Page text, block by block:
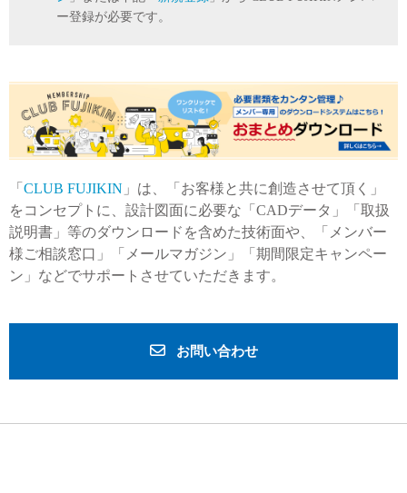
ー登録が必要です。
「 CLUB FUJIKIN 」は、「お客様と共に創造させて頂く」
をコンセプトに、設計図面に必要な「CADデータ」「取扱
説明書」等のダウンロードを含めた技術面や、「メンバー
様ご相談窓口」「メールマガジン」「期間限定キャンペー
ン」などでサポートさせていただきます。
お問い合わせ